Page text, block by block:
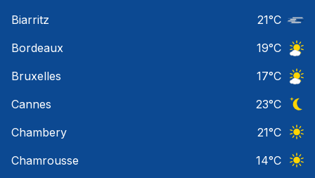
Biarritz
21°C
Bordeaux
19°C
Bruxelles
17°C
Cannes
23°C
Chambery
21°C
Chamrousse
14°C